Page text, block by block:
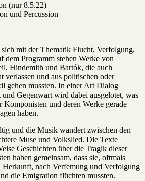
(nur 8.5.22)
und Percussion
mit der Thematik Flucht, Verfolgung,
Programm stehen Werke von
Hindemith und Bartók, die auch
verlassen und aus politischen oder
gehen mussten. In einer Art Dialog
Gegenwart wird dabei ausgelotet, was
Komponisten und deren Werke gerade
haben.
und die Musik wandert zwischen den
Muse und Volkslied. Die Texte
Geschichten über die Tragik dieser
haben gemeinsam, dass sie, oftmals
nach Verfemung und Verfolgung
die Emigration flüchten mussten.